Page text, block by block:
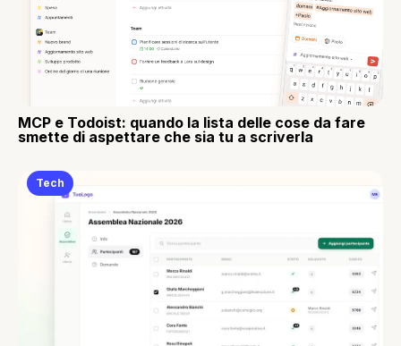
MCP e Todoist: quando la lista delle cose da fare
smette di aspettare che sia tu a scriverla
Tech